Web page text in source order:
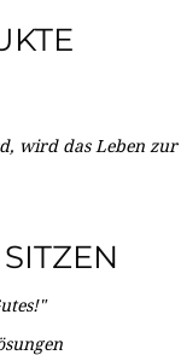
wird das Leben zur